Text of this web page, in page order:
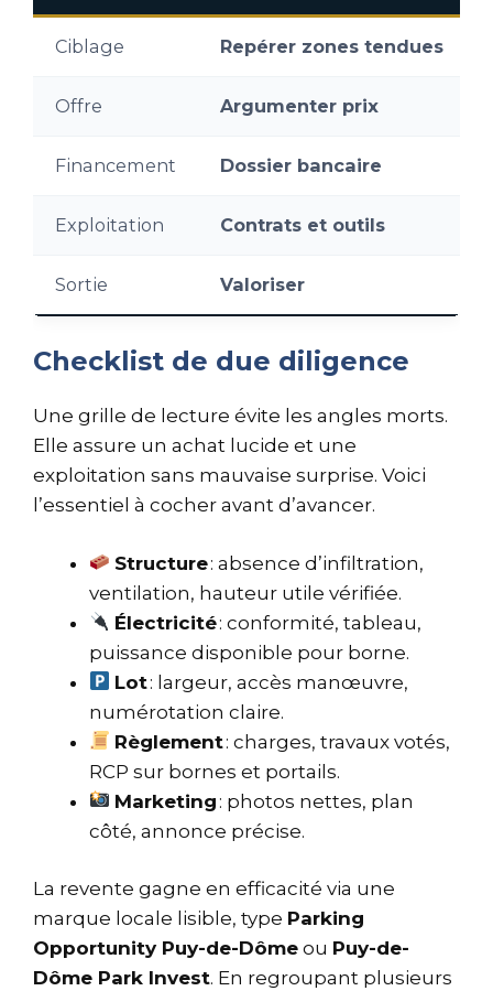
Ciblage Repérer zones tendues
Offre Argumenter prix
Financement Dossier bancaire
Exploitation Contrats et outils
Sortie Valoriser
Checklist de due diligence
Une grille de lecture évite les angles morts.
Elle assure un achat lucide et une
exploitation sans mauvaise surprise. Voici
l’essentiel à cocher avant d’avancer.
Structure: absence d’infiltration,
ventilation, hauteur utile vérifiée.
Électricité: conformité, tableau,
puissance disponible pour borne.
Lot: largeur, accès manœuvre,
numérotation claire.
Règlement: charges, travaux votés,
RCP sur bornes et portails.
Marketing : photos nettes, plan
côté, annonce précise.
La revente gagne en efficacité via une
marque locale lisible, type Parking
Opportunity Puy-de-Dôme ou Puy-de-
Dôme Park Invest. En regroupant plusieurs